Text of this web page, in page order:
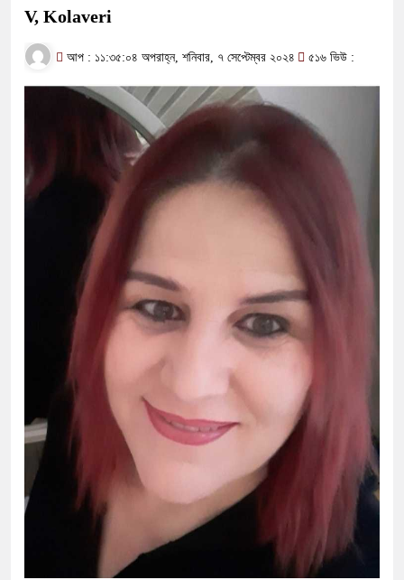
V, Kolaveri
আপ : ১১:৩৫:০৪ অপরাহ্ন, শনিবার, ৭ সেপ্টেম্বর ২০২৪ ৫১৬ ভিউ :